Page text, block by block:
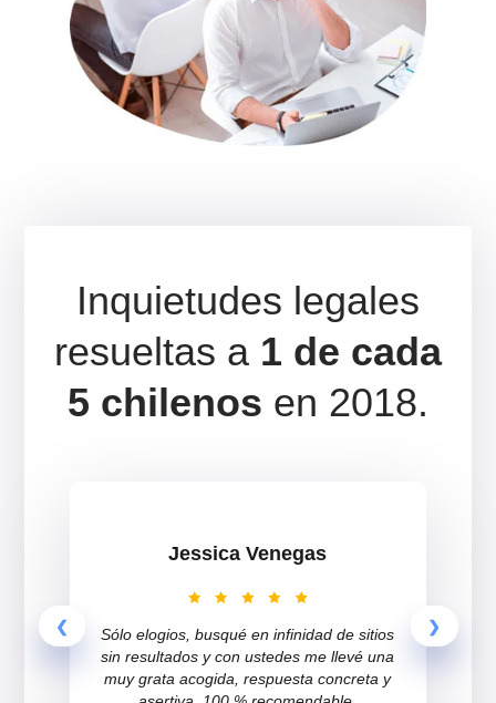
Inquietudes legales
resueltas a1 de cada